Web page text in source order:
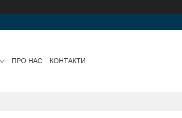
ПРО НАС КОНТАКТИ